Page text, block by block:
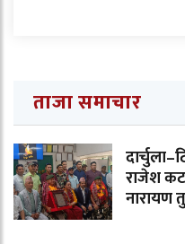
ताजा समाचार
राजेश
नारायण